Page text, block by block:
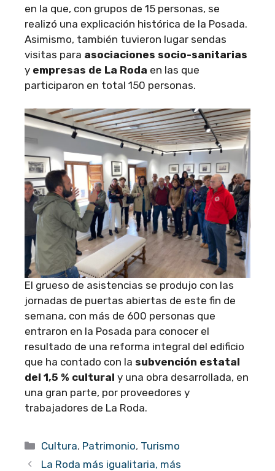
en la que, con grupos de 15 personas, se
realizó una explicación histórica de la Posada.
Asimismo, también tuvieron lugar sendas
visitas para asociaciones socio-sanitarias
y empresas de La Roda en las que
participaron en total 150 personas.
El grueso de asistencias se produjo con las
jornadas de puertas abiertas de este fin de
semana, con más de 600 personas que
entraron en la Posada para conocer el
resultado de una reforma integral del edificio
que ha contado con la subvención estatal
del 1,5 % cultural y una obra desarrollada, en
una gran parte, por proveedores y
trabajadores de La Roda.
Categorías
Cultura, Patrimonio, Turismo
La Roda más igualitaria, más